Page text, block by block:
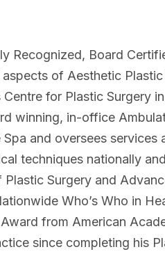
Recognized, Board
of Aesthetic
for Plastic Surgery
winning, in-office
and oversees services
techniques nationally
Surgery and
Who’s Who in
from American
since completing his